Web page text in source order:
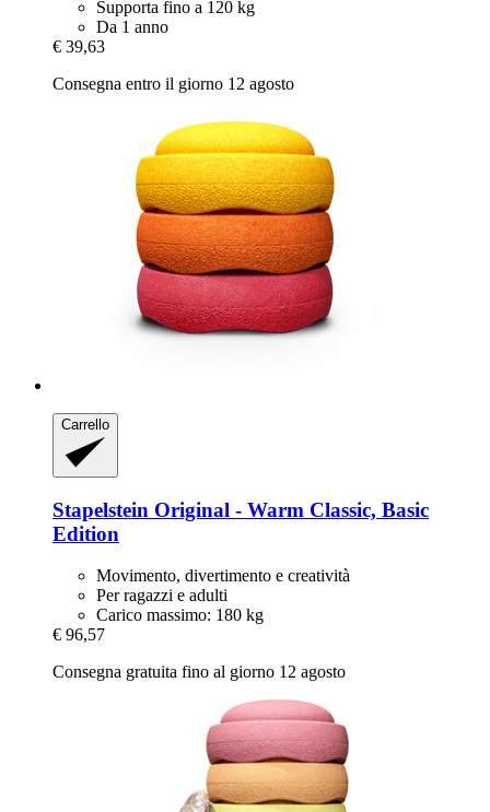
Supporta fino a 120 kg
Da 1 anno
€ 39,63
Consegna entro il giorno 12 agosto
Carrello
Stapelstein Original -​ Warm Classic, Basic
Edition
Movimento, divertimento e creatività
Per ragazzi e adulti
Carico massimo: 180 kg
€ 96,57
Consegna gratuita fino al giorno 12 agosto